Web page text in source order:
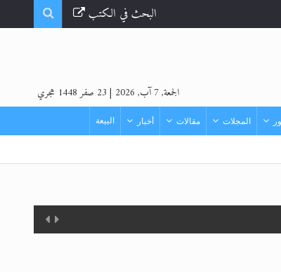
البحث في الكتب
الجمعة, 7 آب, 2026 | 23 صفر 1448 هجري
المجلات مقالات أخبار البيعة